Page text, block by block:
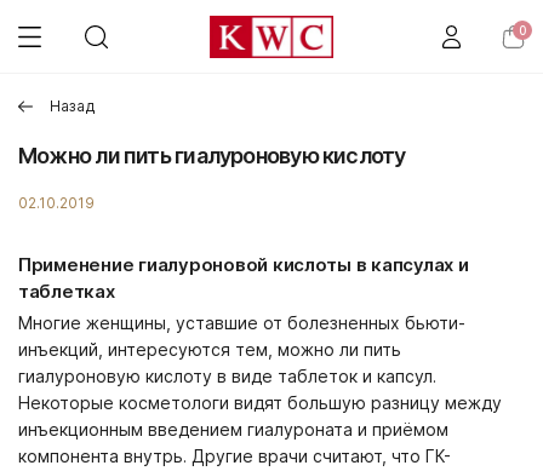
0
Назад
Можно ли пить гиалуроновую кислоту
02.10.2019
Применение гиалуроновой кислоты в капсулах и
таблетках
Многие женщины, уставшие от болезненных бьюти-
инъекций, интересуются тем, можно ли пить
гиалуроновую кислоту в виде таблеток и капсул.
Некоторые косметологи видят большую разницу между
инъекционным введением гиалуроната и приёмом
компонента внутрь. Другие врачи считают, что ГК-